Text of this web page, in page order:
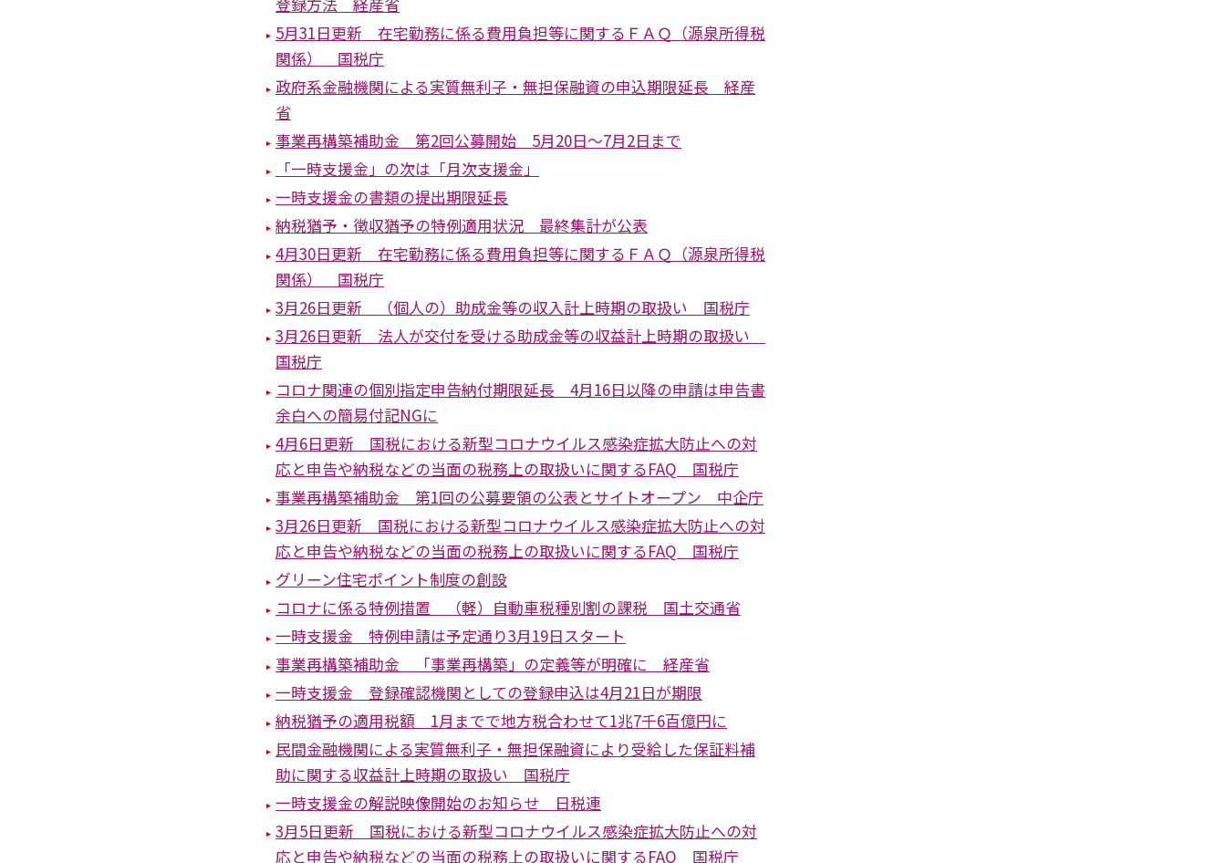
5月31日更新 在宅勤務に係る費用負担等に関するＦＡＱ（源泉所得税
関係） 国税庁
政府系金融機関による実質無利子・無担保融資の申込期限延長 経産
省
事業再構築補助金 第2回公募開始 5月20日～7月2日まで
「一時支援金」の次は「月次支援金」
一時支援金の書類の提出期限延長
納税猶予・徴収猶予の特例適用状況 最終集計が公表
4月30日更新 在宅勤務に係る費用負担等に関するＦＡＱ（源泉所得税
関係） 国税庁
3月26日更新 （個人の）助成金等の収入計上時期の取扱い 国税庁
3月26日更新 法人が交付を受ける助成金等の収益計上時期の取扱い
国税庁
コロナ関連の個別指定申告納付期限延長 4月16日以降の申請は申告書
余白への簡易付記NGに
4月6日更新 国税における新型コロナウイルス感染症拡大防止への対
応と申告や納税などの当面の税務上の取扱いに関するFAQ 国税庁
事業再構築補助金 第1回の公募要領の公表とサイトオープン 中企庁
3月26日更新 国税における新型コロナウイルス感染症拡大防止への対
応と申告や納税などの当面の税務上の取扱いに関するFAQ 国税庁
グリーン住宅ポイント制度の創設
コロナに係る特例措置 （軽）自動車税種別割の課税 国土交通省
一時支援金 特例申請は予定通り3月19日スタート
事業再構築補助金 「事業再構築」の定義等が明確に 経産省
一時支援金 登録確認機関としての登録申込は4月21日が期限
納税猶予の適用税額 1月までで地方税合わせて1兆7千6百億円に
民間金融機関による実質無利子・無担保融資により受給した保証料補
助に関する収益計上時期の取扱い 国税庁
一時支援金の解説映像開始のお知らせ 日税連
3月5日更新 国税における新型コロナウイルス感染症拡大防止への対
応と申告や納税などの当面の税務上の取扱いに関するFAQ 国税庁